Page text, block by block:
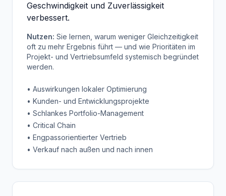
Geschwindigkeit und Zuverlässigkeit
verbessert.
Nutzen: Sie lernen, warum weniger Gleichzeitigkeit
oft zu mehr Ergebnis führt — und wie Prioritäten im
Projekt- und Vertriebsumfeld systemisch begründet
werden.
• Auswirkungen lokaler Optimierung
• Kunden- und Entwicklungsprojekte
• Schlankes Portfolio-Management
• Critical Chain
• Engpassorientierter Vertrieb
• Verkauf nach außen und nach innen